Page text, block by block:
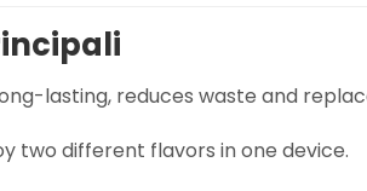
lasting, reduces waste and
two different flavors in one device.